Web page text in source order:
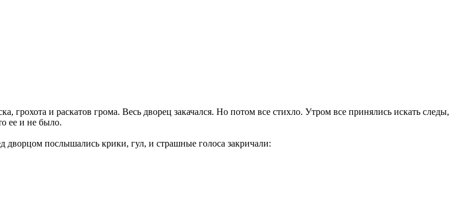
грохота и раскатов грома. Весь дворец закачался. Но потом все стихло. Утром все принялись искать следы,
ее и не было.
послышались крики, гул, и страшные голоса закричали: